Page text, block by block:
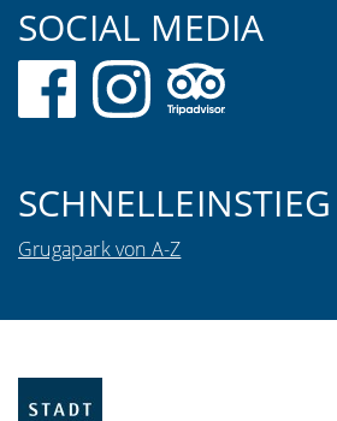
SOCIAL MEDIA
SCHNELLEINSTIEG
Grugapark von A-Z